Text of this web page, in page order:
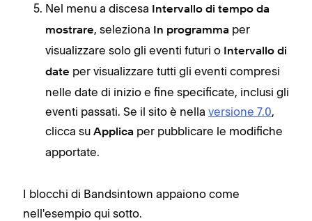
Nel menu a discesa
Intervallo di tempo da
mostrare, seleziona In programma per
visualizzare solo gli eventi futuri o
Intervallo di
date per visualizzare tutti gli eventi compresi
nelle date di inizio e fine specificate, inclusi gli
eventi passati. Se il sito è nella versione 7.0,
clicca su Applica per pubblicare le modifiche
apportate.
I blocchi di Bandsintown appaiono come
nell'esempio qui sotto.